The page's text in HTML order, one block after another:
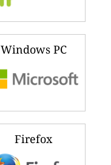
Windows PC
Firefox